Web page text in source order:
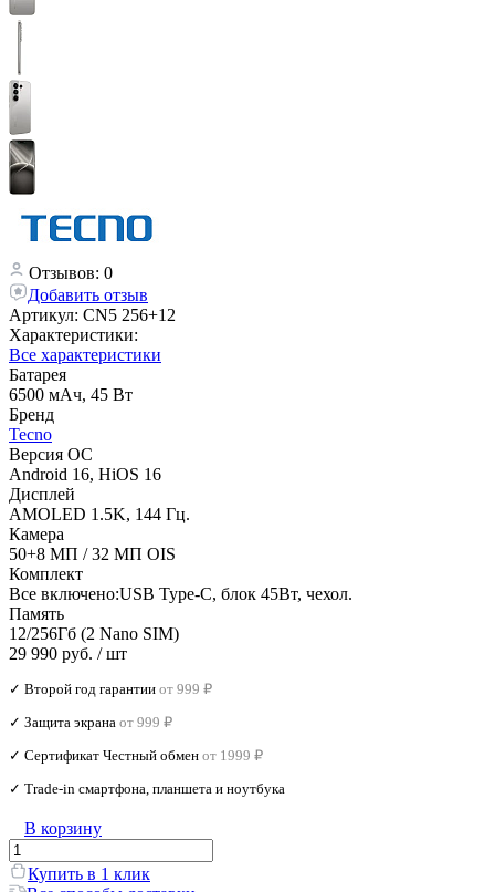
Отзывов: 0
Добавить отзыв
Артикул: CN5 256+12
Характеристики:
Все характеристики
Батарея
6500 мАч, 45 Вт
Бренд
Tecno
Версия ОС
Android 16, HiOS 16
Дисплей
AMOLED 1.5K, 144 Гц.
Камера
50+8 МП / 32 МП OIS
Комплект
Все включено:USB Type-C, блок 45Вт, чехол.
Память
12/256Гб (2 Nano SIM)
29 990 руб. / шт
✓ Второй год гарантии от 999 ₽
✓ Защита экрана от 999 ₽
✓ Сертификат Честный обмен от 1999 ₽
✓ Trade‑in смартфона, планшета и ноутбука
В корзину
Купить в 1 клик